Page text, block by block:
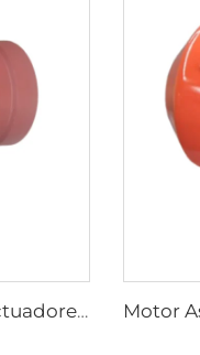
Motor Asíncrono Trifásico para Actuadores Eléctricos de Válvulas Serie YBDF2